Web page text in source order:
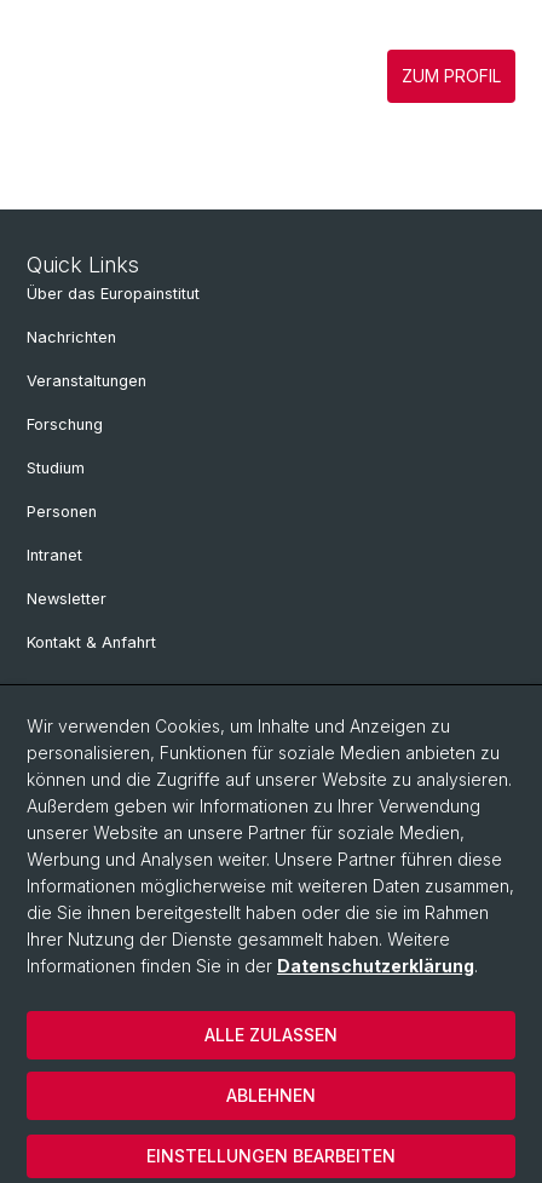
ZUM PROFIL
Quick Links
Über das Europainstitut
Nachrichten
Veranstaltungen
Forschung
Studium
Personen
Intranet
Newsletter
Kontakt & Anfahrt
Social Media
Facebook
LinkedIn
Instagram
© Universität Basel
Datenschutzerklärung
Wir verwenden Cookies, um Inhalte und Anzeigen zu
personalisieren, Funktionen für soziale Medien anbieten zu
können und die Zugriffe auf unserer Website zu analysieren.
Außerdem geben wir Informationen zu Ihrer Verwendung
unserer Website an unsere Partner für soziale Medien,
Werbung und Analysen weiter. Unsere Partner führen diese
Informationen möglicherweise mit weiteren Daten zusammen,
die Sie ihnen bereitgestellt haben oder die sie im Rahmen
Ihrer Nutzung der Dienste gesammelt haben. Weitere
Informationen finden Sie in der Datenschutzerklärung.
EINSTELLUNGEN BEARBEITEN
ABLEHNEN
ALLE ZULASSEN